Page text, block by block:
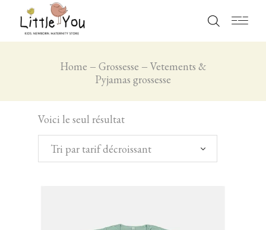
Home Grossesse
Vetements &
Pyjamas grossesse
Voici le seul résultat
Tri par tarif décroissant